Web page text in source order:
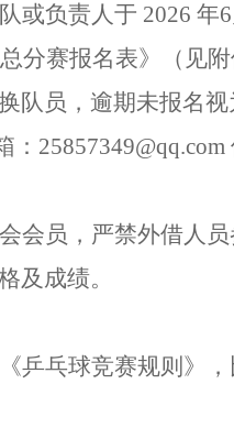
或负责人于 2026 年6
分赛报名表》（见
队员， 逾期未报名
： 25857349@qq.com
会员 ，严禁外借人
及成绩。
乒乓球竞赛规则》，